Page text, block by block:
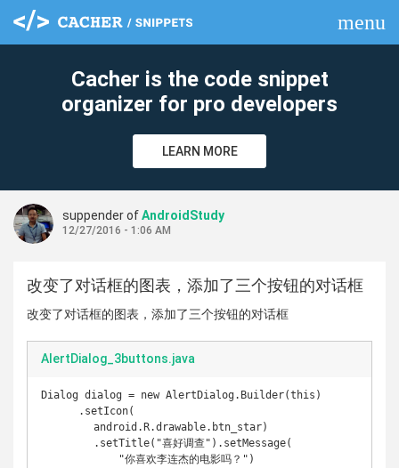
menu
Cacher is the code snippet
organizer for pro developers
LEARN MORE
suppender ofAndroidStudy
12/27/2016 - 1:06 AM
改变了对话框的图表，添加了三个按钮的对话框
改变了对话框的图表，添加了三个按钮的对话框
AlertDialog_3buttons.java
Dialog dialog = new AlertDialog.Builder(this)
android.R.drawable.btn_star)
.setTitle("喜好调查").setMessage(
"你喜欢李连杰的电影吗？")
clear